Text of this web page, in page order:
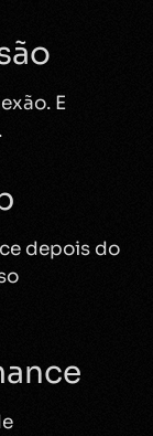
E
depois do